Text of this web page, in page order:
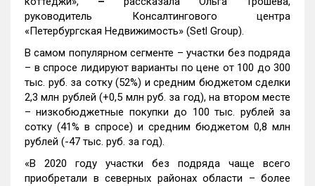
руководитель Консалтингового центра
«Петербургская Недвижимость» (Setl Group).
В самом популярном сегменте – участки без подряда
– в спросе лидируют варианты по цене от 100 до 300
тыс. руб. за сотку (52%) и средним бюджетом сделки
2,3 млн рублей (+0,5 млн руб. за год), на втором месте
– низкобюджетные покупки до 100 тыс. рублей за
сотку (41% в спросе) и средним бюджетом 0,8 млн
рублей (-47 тыс. руб. за год).
«В 2020 году участки без подряда чаще всего
приобретали в северных районах области – более